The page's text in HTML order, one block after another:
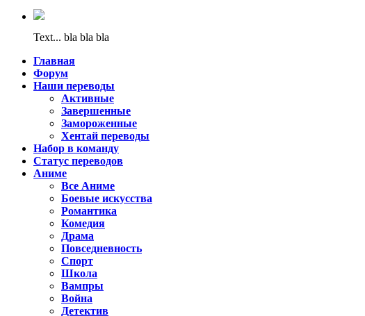
Text... bla bla bla
Главная
Форум
Наши переводы
Активные
Завершенные
Замороженные
Хентай переводы
Набор в команду
Статус переводов
Аниме
Все Аниме
Боевые искусства
Романтика
Комедия
Драма
Повседневность
Спорт
Школа
Вампры
Война
Детектив